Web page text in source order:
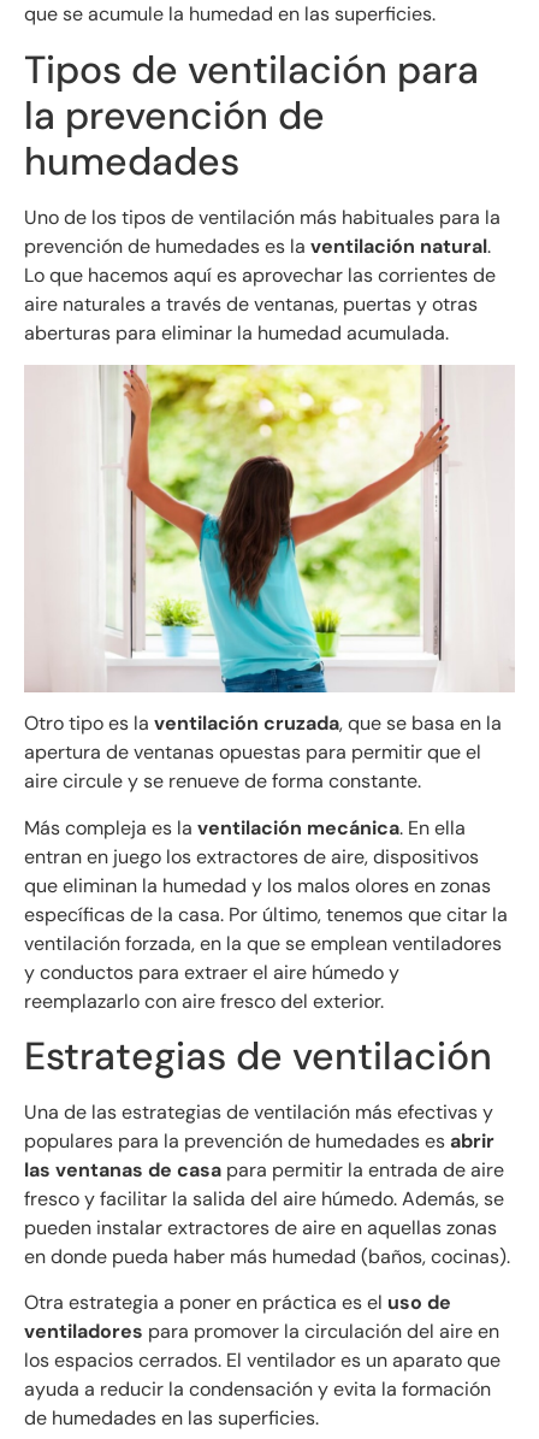
que se acumule la humedad en las superficies.
Tipos de ventilación para
la prevención de
humedades
Uno de los tipos de ventilación más habituales para la
prevención de humedades es la ventilación natural.
Lo que hacemos aquí es aprovechar las corrientes de
aire naturales a través de ventanas, puertas y otras
aberturas para eliminar la humedad acumulada.
Otro tipo es la ventilación cruzada, que se basa en la
apertura de ventanas opuestas para permitir que el
aire circule y se renueve de forma constante.
Más compleja es la ventilación mecánica. En ella
entran en juego los extractores de aire, dispositivos
que eliminan la humedad y los malos olores en zonas
específicas de la casa. Por último, tenemos que citar la
ventilación forzada, en la que se emplean ventiladores
y conductos para extraer el aire húmedo y
reemplazarlo con aire fresco del exterior.
Estrategias de ventilación
Una de las estrategias de ventilación más efectivas y
populares para la prevención de humedades esabrir
las ventanas de casa para permitir la entrada de aire
fresco y facilitar la salida del aire húmedo. Además, se
pueden instalar extractores de aire en aquellas zonas
en donde pueda haber más humedad (baños, cocinas).
Otra estrategia a poner en práctica es el uso de
ventiladores para promover la circulación del aire en
los espacios cerrados. El ventilador es un aparato que
ayuda a reducir la condensación y evita la formación
de humedades en las superficies.